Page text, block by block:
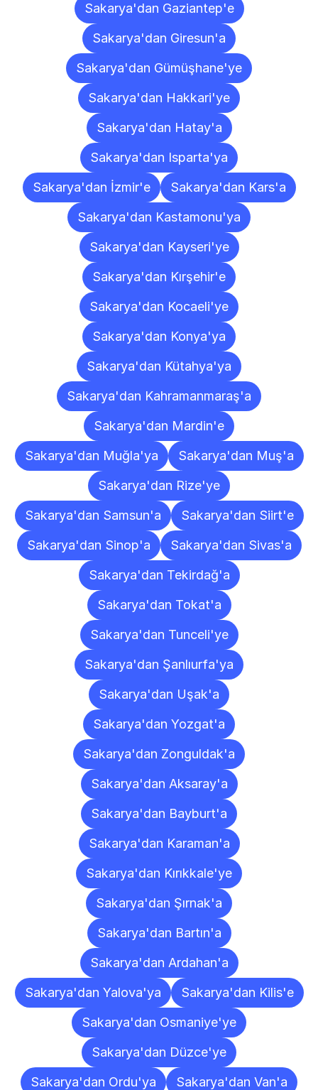
Sakarya'dan Gaziantep'e
Sakarya'dan Giresun'a
Sakarya'dan Gümüşhane'ye
Sakarya'dan Hakkari'ye
Sakarya'dan Hatay'a
Sakarya'dan Isparta'ya
Sakarya'dan İzmir'e
Sakarya'dan Kars'a
Sakarya'dan Kastamonu'ya
Sakarya'dan Kayseri'ye
Sakarya'dan Kırşehir'e
Sakarya'dan Kocaeli'ye
Sakarya'dan Konya'ya
Sakarya'dan Kütahya'ya
Sakarya'dan Kahramanmaraş'a
Sakarya'dan Mardin'e
Sakarya'dan Muğla'ya
Sakarya'dan Muş'a
Sakarya'dan Rize'ye
Sakarya'dan Samsun'a
Sakarya'dan Siirt'e
Sakarya'dan Sinop'a
Sakarya'dan Sivas'a
Sakarya'dan Tekirdağ'a
Sakarya'dan Tokat'a
Sakarya'dan Tunceli'ye
Sakarya'dan Şanlıurfa'ya
Sakarya'dan Uşak'a
Sakarya'dan Yozgat'a
Sakarya'dan Zonguldak'a
Sakarya'dan Aksaray'a
Sakarya'dan Bayburt'a
Sakarya'dan Karaman'a
Sakarya'dan Kırıkkale'ye
Sakarya'dan Şırnak'a
Sakarya'dan Bartın'a
Sakarya'dan Ardahan'a
Sakarya'dan Yalova'ya
Sakarya'dan Kilis'e
Sakarya'dan Osmaniye'ye
Sakarya'dan Düzce'ye
Sakarya'dan Ordu'ya
Sakarya'dan Van'a